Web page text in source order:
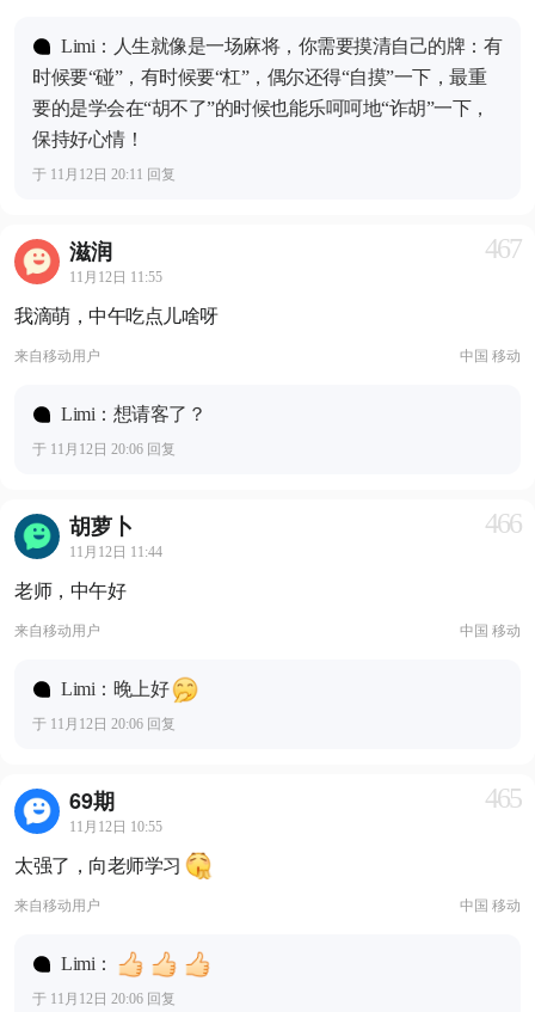
Limi：人生就像是一场麻将，你需要摸清自己的牌：有
时候要“碰”，有时候要“杠”，偶尔还得“自摸”一下，最重
要的是学会在“胡不了”的时候也能乐呵呵地“诈胡”一下，
保持好心情！
于 11月12日 20:11 回复
滋润
11月12日 11:55
467
我滴萌，中午吃点儿啥呀
来自移动用户 中国 移动
Limi：想请客了？
于 11月12日 20:06 回复
胡萝卜
11月12日 11:44
466
老师，中午好
来自移动用户 中国 移动
Limi：晚上好
于 11月12日 20:06 回复
69期
11月12日 10:55
465
太强了，向老师学习
来自移动用户 中国 移动
Limi：
于 11月12日 20:06 回复